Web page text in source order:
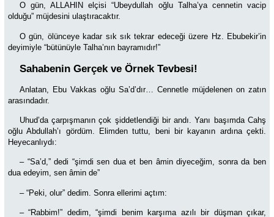
O gün, ALLAHIN elçisi “Ubeydullah oğlu Talha’ya cennetin vacip
olduğu” müjdesini ulaştıracaktır.
O gün, ölünceye kadar sık sık tekrar edeceği üzere Hz. Ebubekir’in
deyimiyle “bütünüyle Talha’nın bayramıdır!”
Sahabenin Gerçek ve Örnek Tevbesi!
Anlatan, Ebu Vakkas oğlu Sa’d’dır… Cennetle müjdelenen on zatın
arasındadır.
Uhud’da çarpışmanın çok şiddetlendiği bir andı. Yanı başımda Cahş
oğlu Abdullah’ı gördüm. Elimden tuttu, beni bir kayanın ardına çekti.
Heyecanlıydı:
– “Sa’d,” dedi “şimdi sen dua et ben âmin diyeceğim, sonra da ben
dua edeyim, sen âmin de”
– “Peki, olur” dedim. Sonra ellerimi açtım:
– “Rabbim!” dedim, “şimdi benim karşıma azılı bir düşman çıkar,